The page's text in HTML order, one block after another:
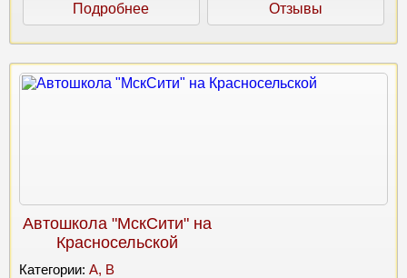
Подробнее Отзывы
Автошкола "МскСити" на
Красносельской
Категории: A, B